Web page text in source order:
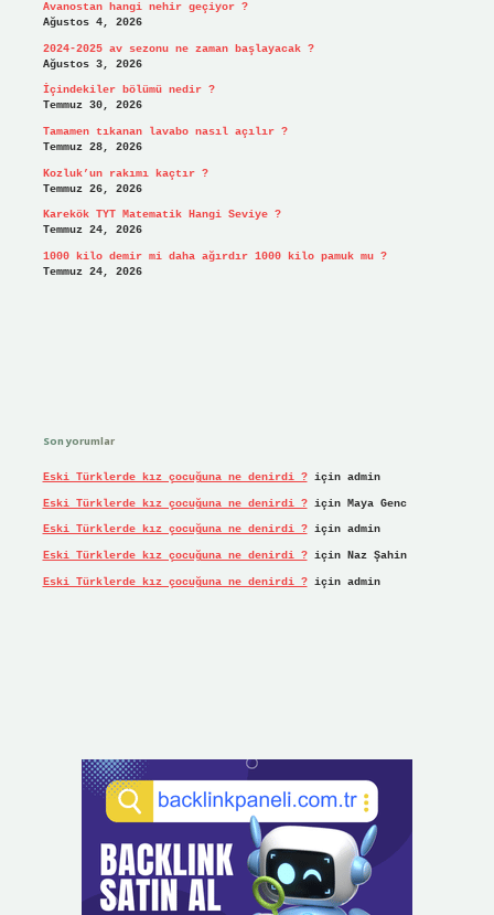
Avanostan hangi nehir geçiyor ?
Ağustos 4, 2026
2024-2025 av sezonu ne zaman başlayacak ?
Ağustos 3, 2026
İçindekiler bölümü nedir ?
Temmuz 30, 2026
Tamamen tıkanan lavabo nasıl açılır ?
Temmuz 28, 2026
Kozluk’un rakımı kaçtır ?
Temmuz 26, 2026
Karekök TYT Matematik Hangi Seviye ?
Temmuz 24, 2026
1000 kilo demir mi daha ağırdır 1000 kilo pamuk mu ?
Temmuz 24, 2026
Son yorumlar
Eski Türklerde kız çocuğuna ne denirdi ?için admin
Eski Türklerde kız çocuğuna ne denirdi ?için Maya Genc
Eski Türklerde kız çocuğuna ne denirdi ?için admin
Eski Türklerde kız çocuğuna ne denirdi ?için Naz Şahin
Eski Türklerde kız çocuğuna ne denirdi ?için admin